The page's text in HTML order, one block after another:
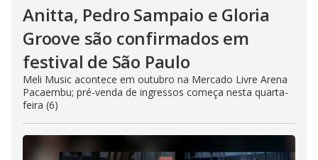
Anitta, Pedro Sampaio e Gloria
Groove são confirmados em
festival de São Paulo
Meli Music acontece em outubro na Mercado Livre Arena
Pacaembu; pré-venda de ingressos começa nesta quarta-
feira (6)